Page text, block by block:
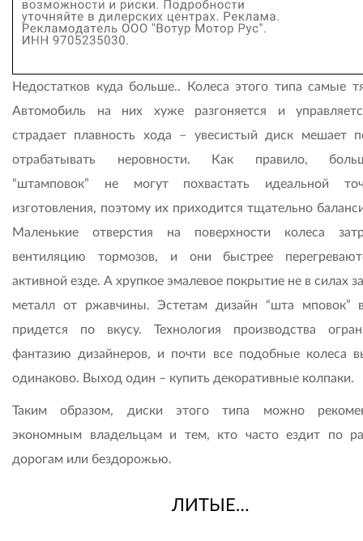
Недостатков куда больше.. Колеса этого типа самые
Автомобиль на них хуже разгоняется и
страдает плавность хода – увесистый диск мешает
отрабатывать неровности. Как правило,
“штамповок” не могут похвастать идеальной
изготовления, поэтому их приходится тщательно
Маленькие отверстия на поверхности колеса
вентиляцию тормозов, и они быстрее
активной езде. А хрупкое эмалевое покрытие не в силах
металл от ржавчины. Эстетам дизайн “шта мповок”
придется по вкусу. Технология производства
фантазию дизайнеров, и почти все подобные колеса
одинаково. Выход один – купить декоративные колпаки.
Таким образом, диски этого типа можно
экономным владельцам и тем, кто часто ездит по
дорогам или бездорожью.
ЛИТЫЕ…